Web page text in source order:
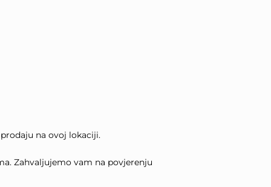
na ovoj lokaciji.
Zahvaljujemo vam na povjerenju